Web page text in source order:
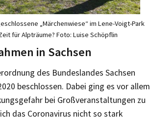
„Märchenwiese“ im Lene-Voigt-Park
für Alpträume? Foto: Luise Schöpflin
in Sachsen
des Bundeslandes Sachsen
beschlossen. Dabei ging es vor allem
bei Großveranstaltungen zu
das Coronavirus nicht so stark